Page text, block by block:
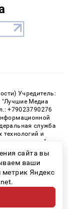
Учредитель:
"Лучшие Медиа
+79023790276
служба
технологий и
сайта вы
ваши
Яндекс